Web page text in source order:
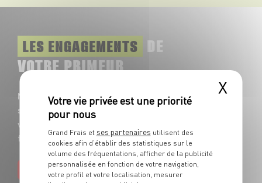
LES ENGAGEMENTS DE
VOTRE PRIMEUR
Nos fruits et légumes frais sont
sélectionnés chaque jour avec soin pour
vous garantir le meilleur grade de
fraîcheur et de goût !
EN SAVOIR PLUS
X
Grand Frais et ses partenaires utilisent des
cookies afin d’établir des statistiques sur le
volume des fréquentations, afficher de la publicité
personnalisée en fonction de votre navigation,
votre profil et votre localisation, mesurer